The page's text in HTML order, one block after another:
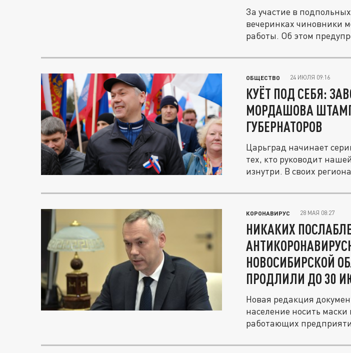
За участие в
вечеринках чиновники
работы. Об этом
ОБЩЕСТВО 24 ИЮЛЯ 09:16
КУЁТ ПОД СЕБЯ:
МОРДАШОВА
ГУБЕРНАТОРОВ
Царьград начинает
тех, кто руководит
изнутри. В своих
КОРОНАВИРУС 28 МАЯ 08:27
НИКАКИХ
НОВОСИБИРСКОЙ
ПРОДЛИЛИ ДО 30
Новая редакция
население носить маски
работающих